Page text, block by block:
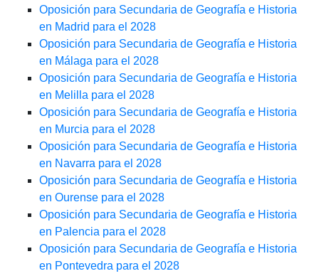
Oposición para Secundaria de Geografía e Historia
en Madrid para el 2028
Oposición para Secundaria de Geografía e Historia
en Málaga para el 2028
Oposición para Secundaria de Geografía e Historia
en Melilla para el 2028
Oposición para Secundaria de Geografía e Historia
en Murcia para el 2028
Oposición para Secundaria de Geografía e Historia
en Navarra para el 2028
Oposición para Secundaria de Geografía e Historia
en Ourense para el 2028
Oposición para Secundaria de Geografía e Historia
en Palencia para el 2028
Oposición para Secundaria de Geografía e Historia
en Pontevedra para el 2028